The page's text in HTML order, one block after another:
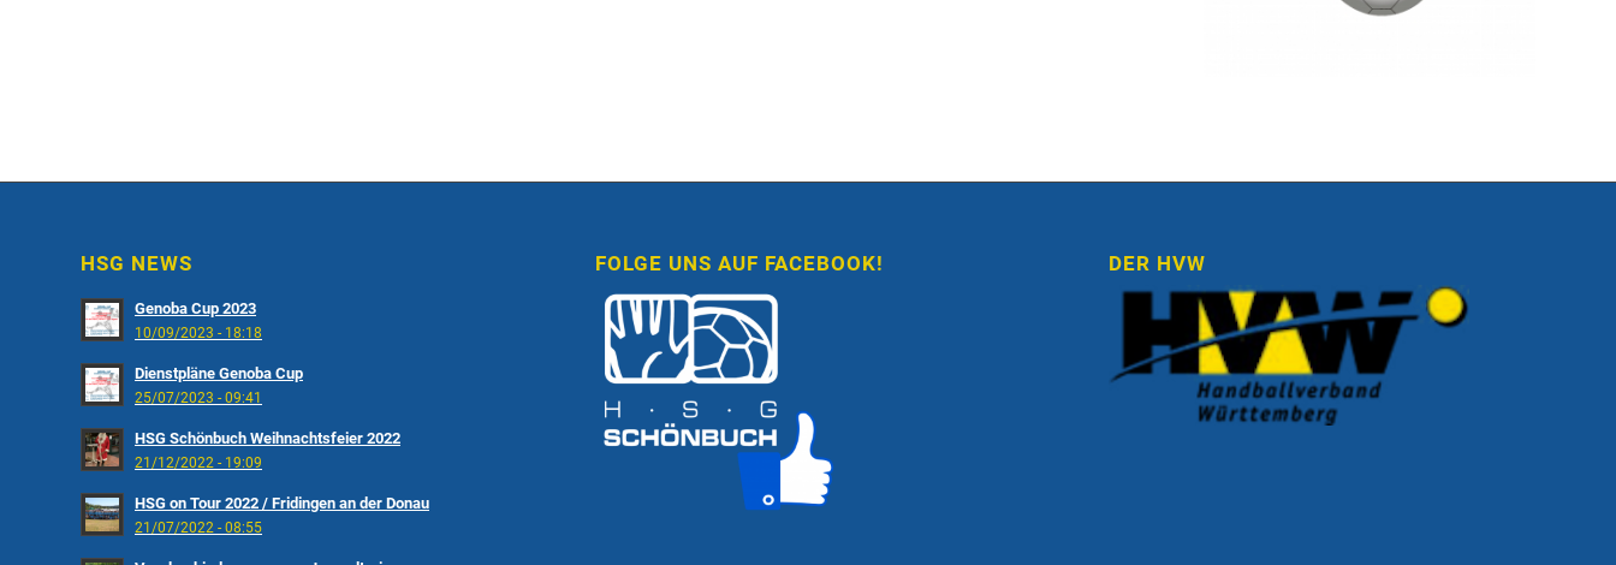
HSG NEWS
Genoba Cup 2023
10/09/2023 - 18:18
Dienstpläne Genoba Cup
25/07/2023 - 09:41
HSG Schönbuch Weihnachtsfeier 2022
21/12/2022 - 19:09
HSG on Tour 2022 / Fridingen an der Donau
21/07/2022 - 08:55
FOLGE UNS AUF FACEBOOK! DER HVW